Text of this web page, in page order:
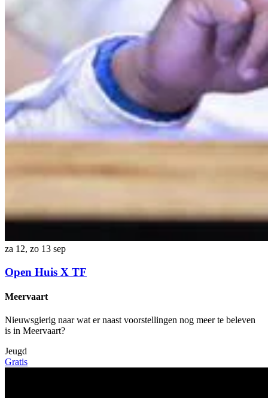
za 12, zo 13 sep
Open Huis X TF
Meervaart
Nieuwsgierig naar wat er naast voorstellingen nog meer te beleven
is in Meervaart?
Jeugd
Gratis